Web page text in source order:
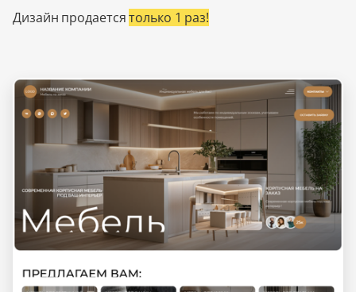
Дизайн продаетсятолько 1 раз!